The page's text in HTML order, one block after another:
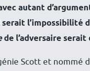
autant
de l’adversaire
Scott et nommé